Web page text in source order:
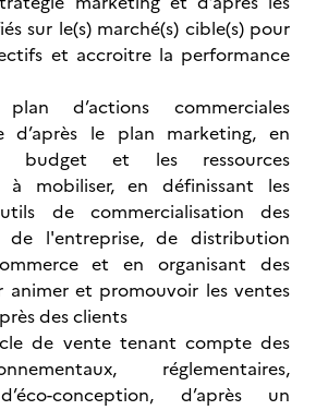
sur le(s) marché(s) cible(s) pour
et accroitre la performance
d’actions commerciales
d’après le plan marketing, en
budget et les ressources
à mobiliser, en définissant les
de commercialisation des
de l'entreprise, de distribution
et en organisant des
animer et promouvoir les ventes
des clients
de vente tenant compte des
réglementaires,
conception, d’après un